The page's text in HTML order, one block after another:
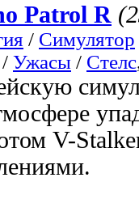
Patrol R
/ Симулятор
/ Ужасы / Стелс
V-